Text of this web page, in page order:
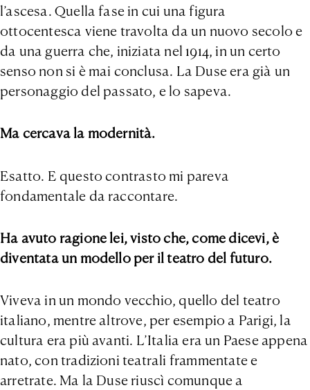
l’ascesa. Quella fase in cui una figura
ottocentesca viene travolta da un nuovo secolo e
da una guerra che, iniziata nel 1914, in un certo
senso non si è mai conclusa. La Duse era già un
personaggio del passato, e lo sapeva.
Ma cercava la modernità.
Esatto. E questo contrasto mi pareva
fondamentale da raccontare.
Ha avuto ragione lei, visto che, come dicevi, è
diventata un modello per il teatro del futuro.
Viveva in un mondo vecchio, quello del teatro
italiano, mentre altrove, per esempio a Parigi, la
cultura era più avanti. L’Italia era un Paese appena
nato, con tradizioni teatrali frammentate e
arretrate. Ma la Duse riuscì comunque a